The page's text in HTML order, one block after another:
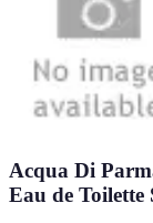
Acqua Di
Eau de